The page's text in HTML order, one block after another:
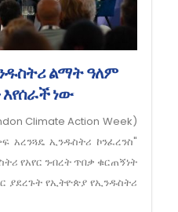
ልማት ዓለም
ነው
Climate Action Week)
አረንጓዴ ኢንዱስትሪ ኮንፈረንስ"
የአየር ንብረት ጥበቃ ቁርጠኝነት
ያደረጉት የኢትዮጵያ የኢንዱስትሪ